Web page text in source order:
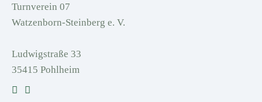
Turnverein 07
Watzenborn-Steinberg e. V.
Ludwigstraße 33
35415 Pohlheim